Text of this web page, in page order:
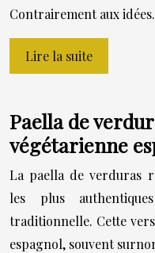
Contrairement aux
Lire la suite
Paella de
végétarienne
La paella de verduras
les plus
traditionnelle. Cette
espagnol, souvent